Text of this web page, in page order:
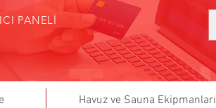
PANELİ
Havuz ve Sauna Ekipmanları